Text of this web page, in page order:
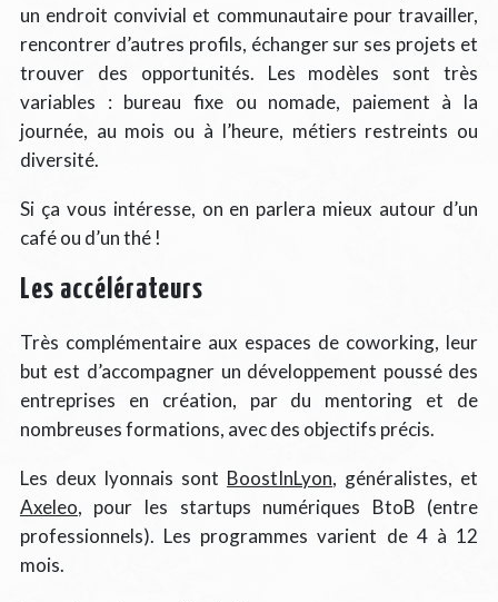
un endroit convivial et communautaire pour travailler,
rencontrer d’autres profils, échanger sur ses projets et
trouver des opportunités. Les modèles sont très
variables : bureau fixe ou nomade, paiement à la
journée, au mois ou à l’heure, métiers restreints ou
diversité.
Si ça vous intéresse, on en parlera mieux autour d’un
café ou d’un thé !
Les accélérateurs
Très complémentaire aux espaces de coworking, leur
but est d’accompagner un développement poussé des
entreprises en création, par du mentoring et de
nombreuses formations, avec des objectifs précis.
Les deux lyonnais sont BoostInLyon, généralistes, et
Axeleo, pour les startups numériques BtoB (entre
professionnels). Les programmes varient de 4 à 12
mois.